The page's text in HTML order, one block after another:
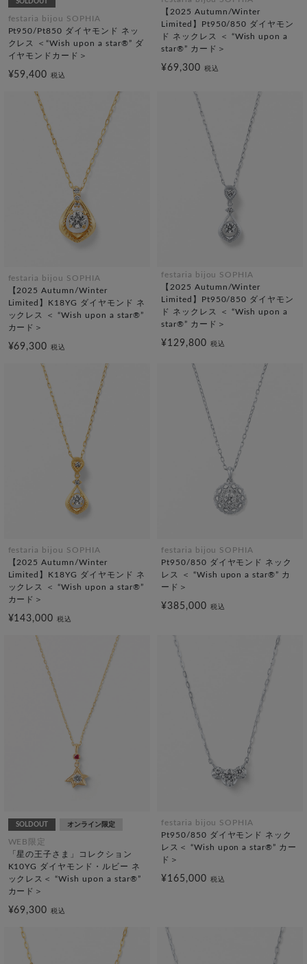
SOLDOUT
festaria bijou SOPHIA
Pt950/Pt850 ダイヤモンド ネッ
クレス ＜“Wish upon a star®” ダ
イヤモンドカード＞
¥59,400税込
【2025 Autumn/Winter
Limited】Pt950/850 ダイヤモン
ド ネックレス ＜ “Wish upon a
star®” カード＞
¥69,300 税込
festaria bijou SOPHIA
【2025 Autumn/Winter
Limited】K18YG ダイヤモンド ネ
ックレス ＜ “Wish upon a star®”
カード＞
¥69,300税込
festaria bijou SOPHIA
【2025 Autumn/Winter
Limited】Pt950/850 ダイヤモン
ド ネックレス ＜ “Wish upon a
star®” カード＞
¥129,800 税込
festaria bijou SOPHIA
【2025 Autumn/Winter
Limited】K18YG ダイヤモンド ネ
ックレス ＜ “Wish upon a star®”
カード＞
¥143,000税込
festaria bijou SOPHIA
Pt950/850 ダイヤモンド ネック
レス ＜ “Wish upon a star®” カ
ード＞
¥385,000 税込
SOLDOUT オンライン限定
WEB限定
「星の王子さま」コレクション
K10YG ダイヤモンド・ルビー ネ
ックレス＜ “Wish upon a star®”
カード＞
¥69,300税込
festaria bijou SOPHIA
Pt950/850 ダイヤモンド ネック
レス＜ “Wish upon a star®” カー
ド＞
¥165,000 税込